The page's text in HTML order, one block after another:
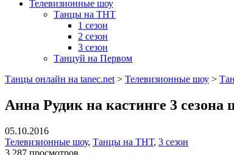
Телевизионные шоу
Танцы на ТНТ
1 сезон
2 сезон
3 сезон
Танцуй на Первом
Танцы онлайн на tanec.net > Телевизионные шоу >
Анна Рудик на кастинге 3
05.10.2016
Телевизионные шоу, Танцы на ТНТ, 3 сезон
3 287 просмотров